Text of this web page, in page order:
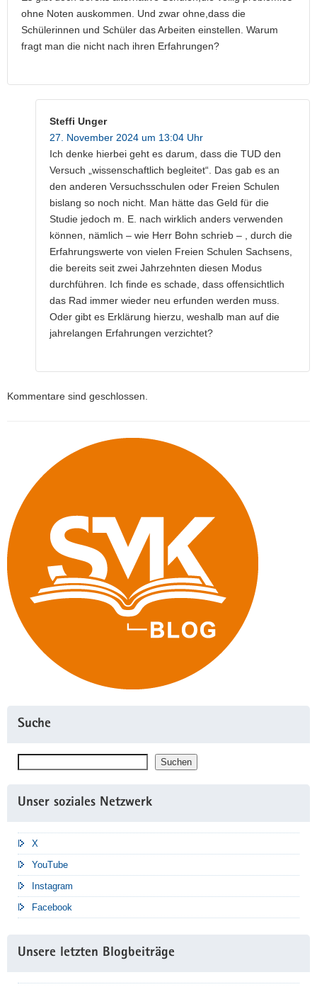
ohne Noten auskommen. Und zwar ohne,dass die
Schülerinnen und Schüler das Arbeiten einstellen. Warum
fragt man die nicht nach ihren Erfahrungen?
Steffi Unger
27. November 2024 um 13:04 Uhr
Ich denke hierbei geht es darum, dass die TUD den
Versuch „wissenschaftlich begleitet“. Das gab es an
den anderen Versuchsschulen oder Freien Schulen
bislang so noch nicht. Man hätte das Geld für die
Studie jedoch m. E. nach wirklich anders verwenden
können, nämlich – wie Herr Bohn schrieb – , durch die
Erfahrungswerte von vielen Freien Schulen Sachsens,
die bereits seit zwei Jahrzehnten diesen Modus
durchführen. Ich finde es schade, dass offensichtlich
das Rad immer wieder neu erfunden werden muss.
Oder gibt es Erklärung hierzu, weshalb man auf die
jahrelangen Erfahrungen verzichtet?
Kommentare sind geschlossen.
Suche
Suchen Suchen
Unser soziales Netzwerk
X
YouTube
Instagram
Facebook
Unsere letzten Blogbeiträge